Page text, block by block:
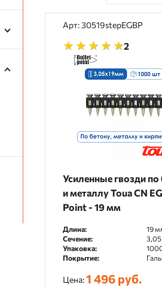
По цене
По
По
Арт: 30519stepEGBP
2
Усиленные гвозди по
и металлу Toua CN
Point - 19 мм
Длина:
19
Сечение:
Упаковка:
Покрытие:
Цена:1 496 руб.